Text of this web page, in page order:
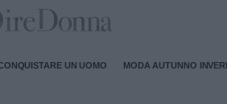
UN UOMO MODA AUTUNNO